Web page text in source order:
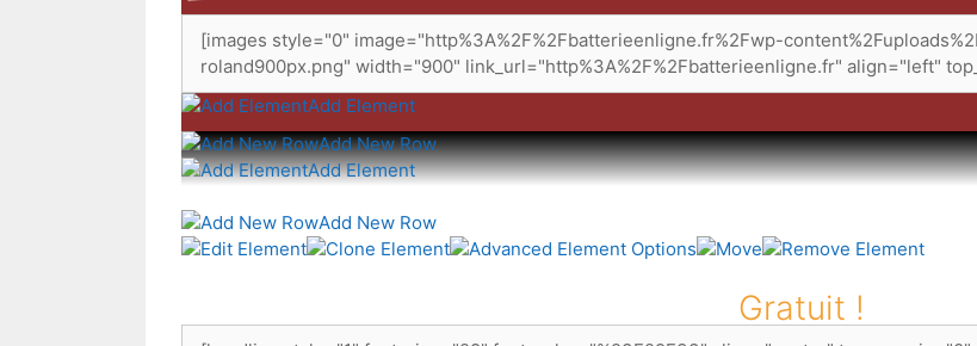
Add Element
Add New Row
Add Element
Add New Row
Gratuit !